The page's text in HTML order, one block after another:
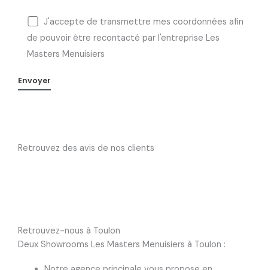
J'accepte de transmettre mes coordonnées afin
de pouvoir être recontacté par l'entreprise Les
Masters Menuisiers
Retrouvez des avis de nos clients
Retrouvez-nous à Toulon
Deux Showrooms Les Masters Menuisiers à Toulon :